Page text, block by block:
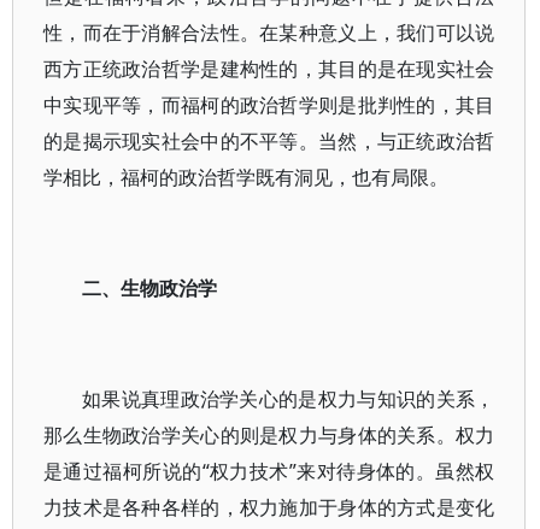
性，而在于消解合法性。在某种意义上，我们可以说
西方正统政治哲学是建构性的，其目的是在现实社会
中实现平等，而福柯的政治哲学则是批判性的，其目
的是揭示现实社会中的不平等。当然，与正统政治哲
学相比，福柯的政治哲学既有洞见，也有局限。
二、生物政治学
如果说真理政治学关心的是权力与知识的关系，
那么生物政治学关心的则是权力与身体的关系。权力
是通过福柯所说的“权力技术”来对待身体的。虽然权
力技术是各种各样的，权力施加于身体的方式是变化